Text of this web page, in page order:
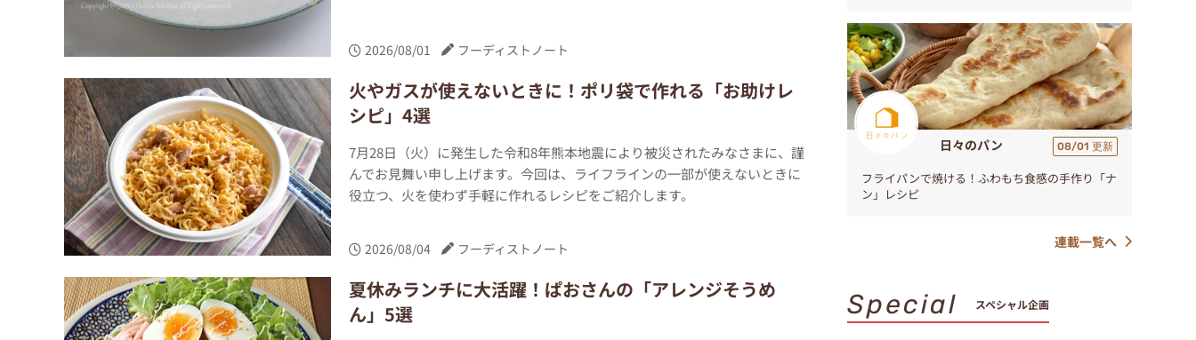
2026/08/01 フーディストノート
火やガスが使えないときに！ポリ袋で作れる「お助けレ
シピ」4選
7月28日（火）に発生した令和8年熊本地震により被災されたみなさまに、謹
んでお見舞い申し上げます。今回は、ライフラインの一部が使えないときに
役立つ、火を使わず手軽に作れるレシピをご紹介します。
2026/08/04 フーディストノート
夏休みランチに大活躍！ぱおさんの「アレンジそうめ
ん」5選
日々のパン 08/01 更新
フライパンで焼ける！ふわもち食感の手作り「ナ
ン」レシピ
連載一覧へ
Special スペシャル企画